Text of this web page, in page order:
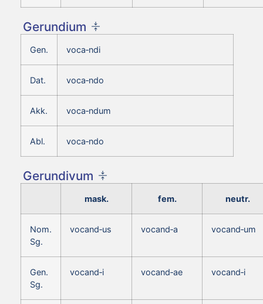
Gerundium
Gen. voca‑ndi
Dat. voca‑ndo
Akk. voca‑ndum
Abl. voca‑ndo
Gerundivum
mask. fem. neutr.
Nom.
Sg.
vocand‑us vocand‑a vocand‑um
Gen.
Sg.
vocand‑i vocand‑ae vocand‑i